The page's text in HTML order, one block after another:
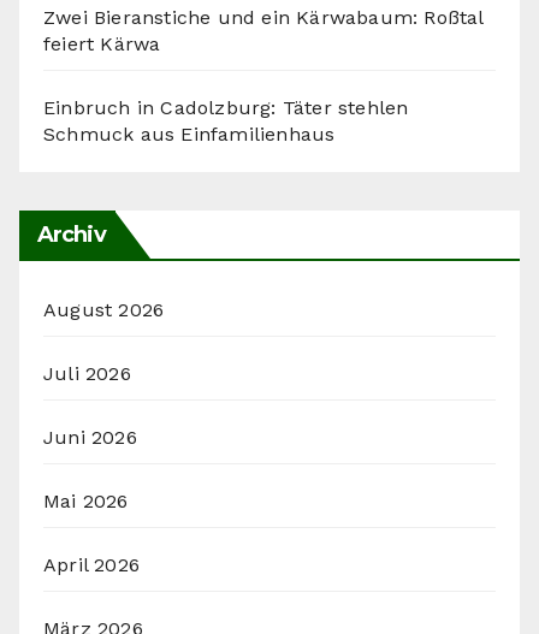
Zwei Bieranstiche und ein Kärwabaum: Roßtal
feiert Kärwa
Einbruch in Cadolzburg: Täter stehlen
Schmuck aus Einfamilienhaus
Archiv
August 2026
Juli 2026
Juni 2026
Mai 2026
April 2026
März 2026